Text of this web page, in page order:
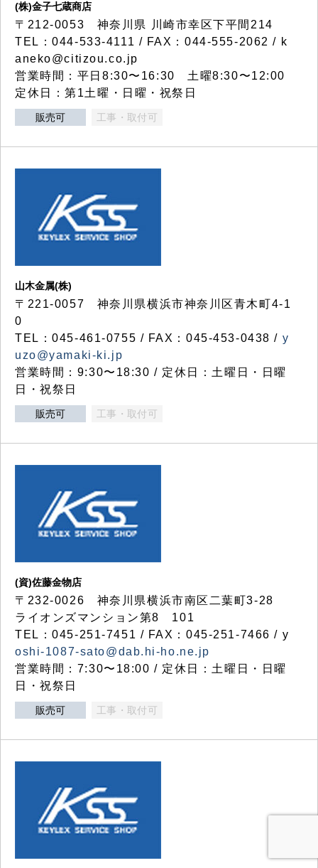
(株)金子七蔵商店
〒212-0053 神奈川県 川崎市幸区下平間214
TEL：044-533-4111 / FAX：044-555-2062 / k
aneko@citizou.co.jp
営業時間：平日8:30〜16:30 土曜8:30〜12:00
定休日：第1土曜・日曜・祝祭日
販売可 工事・取付可
山木金属(株)
〒221-0057 神奈川県横浜市神奈川区青木町4-1
0
TEL：045-461-0755 / FAX：045-453-0438 / y
uzo@yamaki-ki.jp
営業時間：9:30〜18:30 / 定休日：土曜日・日曜
日・祝祭日
販売可 工事・取付可
(資)佐藤金物店
〒232-0026 神奈川県横浜市南区二葉町3-28
ライオンズマンション第8 101
TEL：045-251-7451 / FAX：045-251-7466 / y
oshi-1087-sato@dab.hi-ho.ne.jp
営業時間：7:30〜18:00 / 定休日：土曜日・日曜
日・祝祭日
販売可 工事・取付可